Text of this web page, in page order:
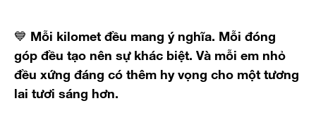
💙 Mỗi kilomet đều mang ý nghĩa. Mỗi đóng
góp đều tạo nên sự khác biệt. Và mỗi em nhỏ
đều xứng đáng có thêm hy vọng cho một tương
lai tươi sáng hơn.